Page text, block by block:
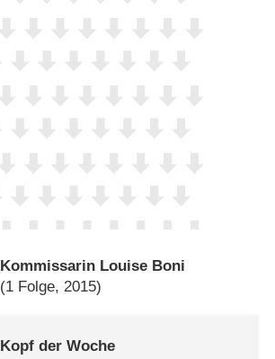
Kommissarin Louise Boni
(1 Folge, 2015)
Kopf der Woche